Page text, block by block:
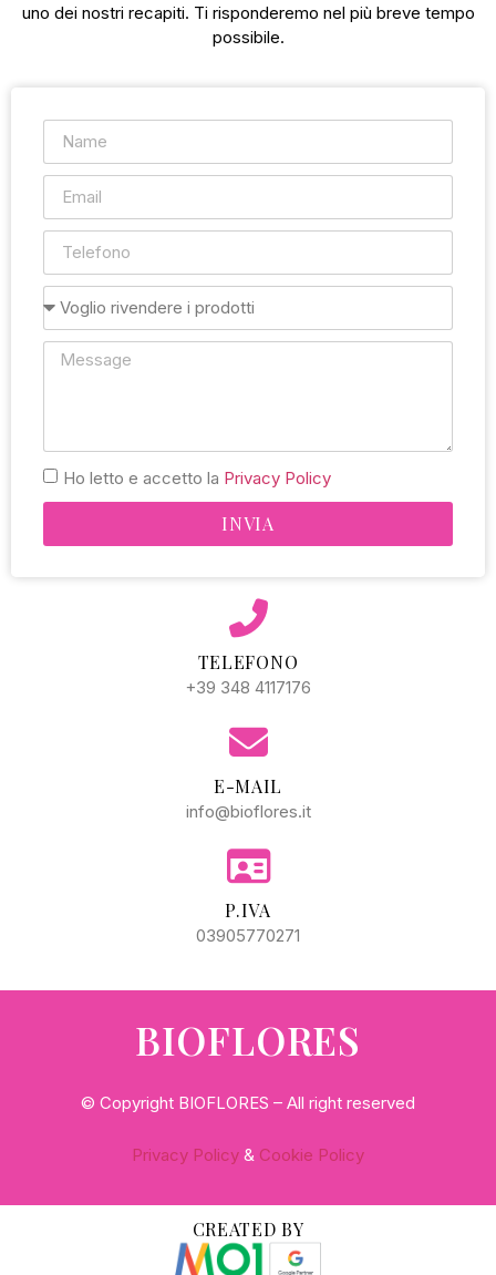
uno dei nostri recapiti. Ti risponderemo nel più breve tempo
possibile.
Ho letto e accetto la Privacy Policy
INVIA
TELEFONO
+39 348 4117176
E-MAIL
info@bioflores.it
P.IVA
03905770271
BIOFLORES
© Copyright BIOFLORES – All right reserved
Privacy Policy & Cookie Policy
CREATED BY